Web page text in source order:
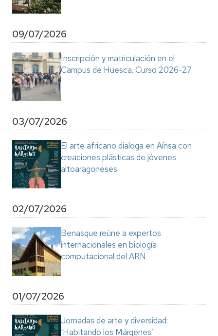
09/07/2026
Inscripción y matriculación en el
Campus de Huesca. Curso 2026-27
03/07/2026
El arte africano dialoga en Aínsa con
creaciones plásticas de jóvenes
altoaragoneses
02/07/2026
Benasque reúne a expertos
internacionales en biología
computacional del ARN
01/07/2026
Jornadas de arte y diversidad:
‘Habitando los Márgenes’